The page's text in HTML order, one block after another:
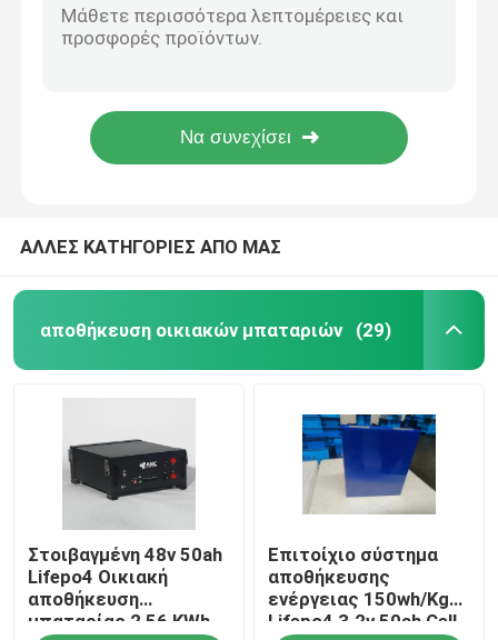
μπαταρία 48v Lifepo4
Μπαταρία αποθήκευσης ηλιακής ενέργειας
Μπαταρία λίθιου ενεργειακής αποθήκευσης
Μπαταρία αποθήκευσης LiFePO4
τοποθετημένη τοίχος μπαταρία λίθιου
Μπαταρία 51,2 V
ΑΛΛΕΣ ΚΑΤΗΓΟΡΙΕΣ ΑΠΟ ΜΑΣ
αποθήκευση οικιακών μπαταριών (29)
Στοιβαγμένη 48v 50ah
Lifepo4 Οικιακή
αποθήκευση
μπαταρίας 2,56 KWh
Επιτοίχιο σύστημα
αποθήκευσης
ενέργειας 150wh/Kg
Lifepo4 3.2v 50ah Cell